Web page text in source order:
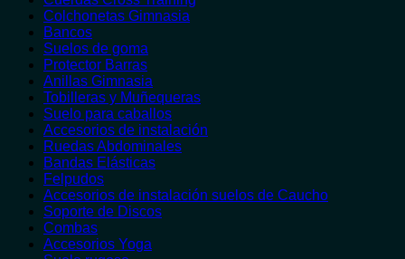
Colchonetas Gimnasia
Bancos
Suelos de goma
Protector Barras
Anillas Gimnasia
Tobilleras y Muñequeras
Suelo para caballos
Accesorios de instalación
Ruedas Abdominales
Bandas Elásticas
Felpudos
Accesorios de instalación suelos de Caucho
Soporte de Discos
Combas
Accesorios Yoga